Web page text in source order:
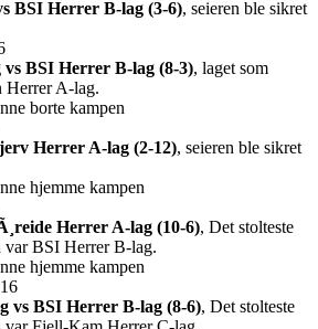
BSI Herrer B-lag (3-6), seieren ble sikret
vs BSI Herrer B-lag (8-3), laget som
Herrer A-lag.
borte kampen
Herrer A-lag (2-12), seieren ble sikret
hjemme kampen
Herrer A-lag (10-6), Det stolteste
var BSI Herrer B-lag.
hjemme kampen
vs BSI Herrer B-lag (8-6), Det stolteste